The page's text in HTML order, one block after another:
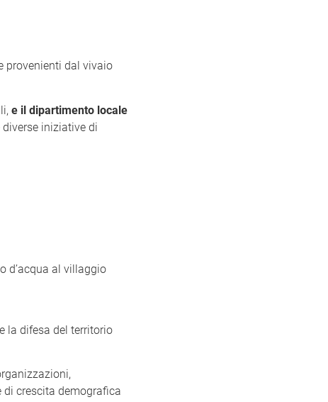
provenienti dal vivaio
e il dipartimento locale
iniziative di
d’acqua al villaggio
la difesa del territorio
crescita demografica